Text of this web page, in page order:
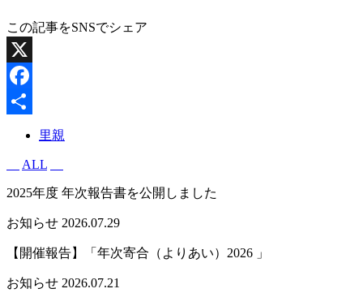
この記事をSNSでシェア
X
Facebook
里親
ALL
2025年度 年次報告書を公開しました
お知らせ 2026.07.29
【開催報告】「年次寄合（よりあい）2026 」
お知らせ 2026.07.21